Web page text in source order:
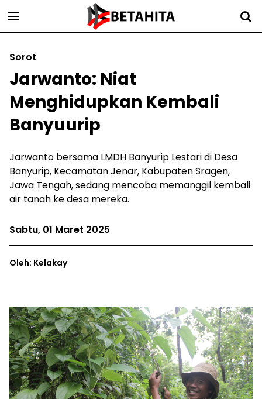
Sorot
Jarwanto: Niat
Menghidupkan Kembali
Banyuurip
Jarwanto bersama LMDH Banyurip Lestari di Desa
Banyurip, Kecamatan Jenar, Kabupaten Sragen,
Jawa Tengah, sedang mencoba memanggil kembali
air tanah ke desa mereka.
Sabtu, 01 Maret 2025
Oleh: Kelakay